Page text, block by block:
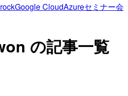
Google CloudAzureセミナー会
の記事一覧